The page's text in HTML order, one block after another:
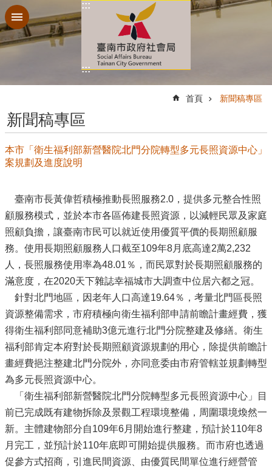
跳到主要內容區塊
:::
:::
首頁 新聞稿專區
新聞稿專區
本市「衛生福利部新營醫院北門分院轉型多元長照資源中心」
案規劃及進度說明
臺南市長黃偉哲積極推動長照服務2.0，提供多元整合性照
顧服務模式，並於本市各區佈建長照資源，以減輕民眾及家庭
照顧負擔，讓臺南市民可以就近使用優質平價的長期照顧服
務。使用長期照顧服務人口截至109年8月底高達2萬2,232
人，長照服務使用率為48.01％，而民眾對於長期照顧服務的
滿意度，在2020天下雜誌幸福城市大調查中位居六都之冠。
針對北門地區，因老年人口高達19.64％，考量北門區長照
資源整備需求，市府積極向衛生福利部申請前瞻計畫經費，獲
得衛生福利部同意補助3億元進行北門分院整建及修繕。衛生
福利部肯定本府對於長期照顧資源規劃的用心，除提供前瞻計
畫經費挹注整建北門分院外，亦同意委由市府管轄並規劃轉型
為多元長照資源中心。
「衛生福利部新營醫院北門分院轉型多元長照資源中心」目
前已完成既有建物拆除及景觀工程環境整備，周圍環境煥然一
新。主體建物部分自109年6月開始進行整建，預計於110年8
月完工，並預計於110年底即可開始提供服務。而市府也透過
促參方式招商，引進民間資源、由優質民間單位進行經營管